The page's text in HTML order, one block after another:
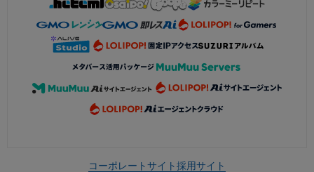
コーポレートサイト採用サイト